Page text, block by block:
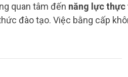
quan tâm đến năng lực thực
đào tạo. Việc bằng cấp